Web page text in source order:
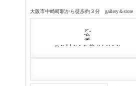
大阪市中崎町駅から徒歩約３分 gallery＆store